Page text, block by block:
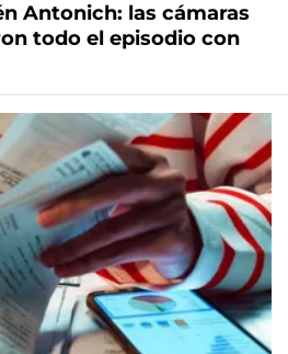
Antonich: las cámaras
todo el episodio con